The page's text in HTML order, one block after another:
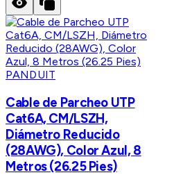
PANDUIT
Cable de Parcheo UTP
Cat6A, CM/LSZH,
Diámetro Reducido
(28AWG), Color Azul, 8
Metros (26.25 Pies)